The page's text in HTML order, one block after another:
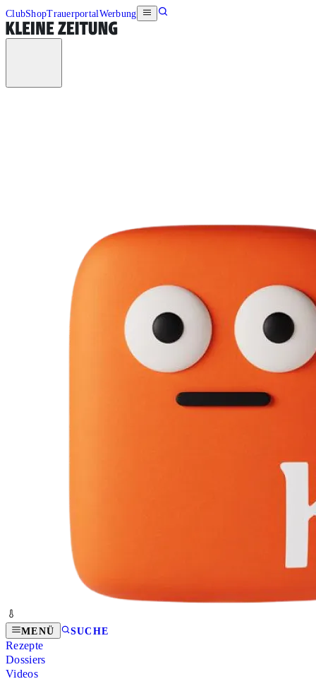
ClubShopTrauerportalWerbung
MENÜ SUCHE
Rezepte
Dossiers
Videos